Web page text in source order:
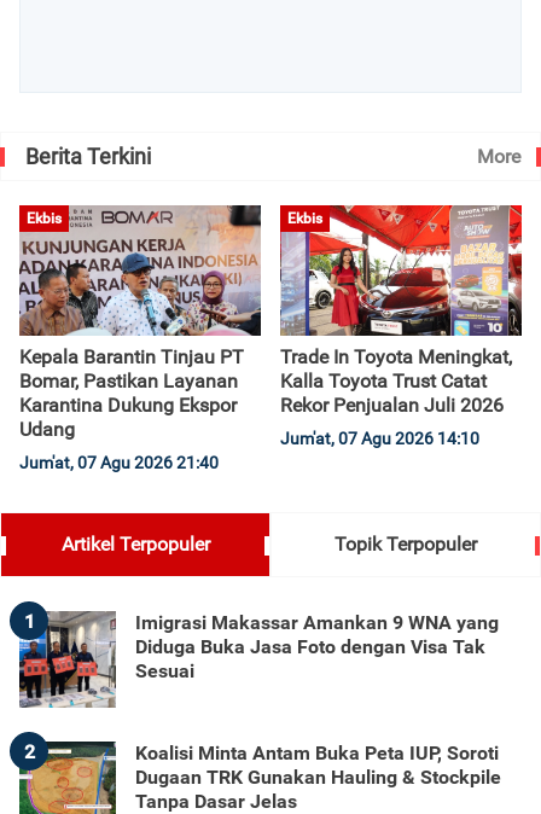
Berita Terkini More
Ekbis
Kepala Barantin Tinjau PT
Bomar, Pastikan Layanan
Karantina Dukung Ekspor
Udang
Jum'at, 07 Agu 2026 21:40
Ekbis
Trade In Toyota Meningkat,
Kalla Toyota Trust Catat
Rekor Penjualan Juli 2026
Jum'at, 07 Agu 2026 14:10
Artikel Terpopuler Topik Terpopuler
1
Imigrasi Makassar Amankan 9 WNA yang
Diduga Buka Jasa Foto dengan Visa Tak
Sesuai
2
Koalisi Minta Antam Buka Peta IUP, Soroti
Dugaan TRK Gunakan Hauling & Stockpile
Tanpa Dasar Jelas